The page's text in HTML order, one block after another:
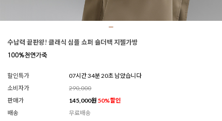
수납력 끝판왕! 클래식 심플 쇼퍼 숄더백 지젤가방
할인특가
07시간 34분 17초 남았습니다
소비자가
290,000
판매가
145,000원 50%할인
배송
무료배송